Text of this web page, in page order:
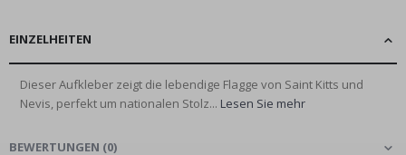
EINZELHEITEN
Dieser Aufkleber zeigt die lebendige Flagge von Saint Kitts und
Nevis, perfekt um nationalen Stolz... Lesen Sie mehr
BEWERTUNGEN (0)